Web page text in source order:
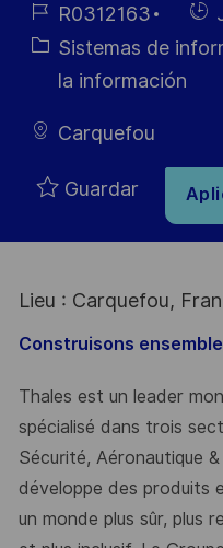
ID de
empleo
R0312163
Type
Categoría
Sistemas de
la información
Carquefou
Guardar
Lieu : Carquefou,
Construisons
Thales est un leader
spécialisé dans trois
Sécurité, Aéronautique
développe des produits
un monde plus sûr, plus